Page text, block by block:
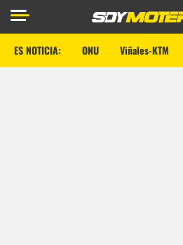
ES NOTICIA: ONU Viñales-KTM